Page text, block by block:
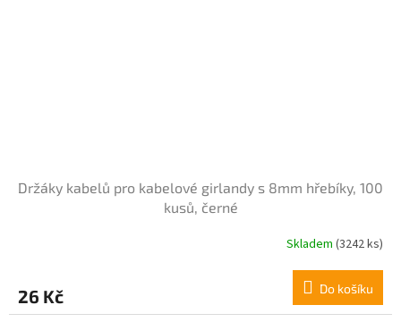
Držáky kabelů pro kabelové girlandy s 8mm hřebíky, 100
kusů, černé
Skladem (3242 ks)
26 Kč Do košíku